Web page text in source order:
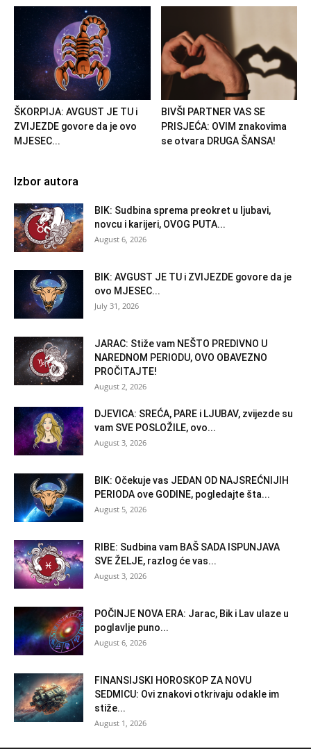
ŠKORPIJA: AVGUST JE TU i
ZVIJEZDE govore da je ovo
MJESEC...
BIVŠI PARTNER VAS SE
PRISJEĆA: OVIM znakovima
se otvara DRUGA ŠANSA!
Izbor autora
BIK: Sudbina sprema preokret u ljubavi,
novcu i karijeri, OVOG PUTA...
August 6, 2026
BIK: AVGUST JE TU i ZVIJEZDE govore da je
ovo MJESEC...
July 31, 2026
JARAC: Stiže vam NEŠTO PREDIVNO U
NAREDNOM PERIODU, OVO OBAVEZNO
PROČITAJTE!
August 2, 2026
DJEVICA: SREĆA, PARE i LJUBAV, zvijezde su
vam SVE POSLOŽILE, ovo...
August 3, 2026
BIK: Očekuje vas JEDAN OD NAJSREĆNIJIH
PERIODA ove GODINE, pogledajte šta...
August 5, 2026
RIBE: Sudbina vam BAŠ SADA ISPUNJAVA
SVE ŽELJE, razlog će vas...
August 3, 2026
POČINJE NOVA ERA: Jarac, Bik i Lav ulaze u
poglavlje puno...
August 6, 2026
FINANSIJSKI HOROSKOP ZA NOVU
SEDMICU: Ovi znakovi otkrivaju odakle im
stiže...
August 1, 2026